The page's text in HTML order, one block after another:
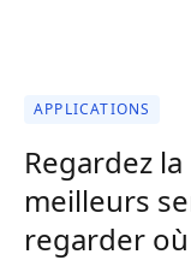
APPLICATIONS
Regardez
meilleurs
regarder